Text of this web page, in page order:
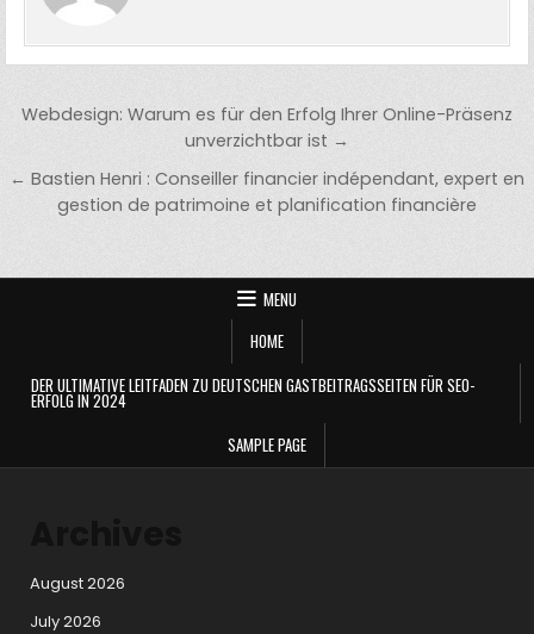
Post
navigation
Webdesign: Warum es für den Erfolg Ihrer Online-Präsenz
unverzichtbar ist →
← Bastien Henri : Conseiller financier indépendant, expert en
gestion de patrimoine et planification financière
MENU
HOME
DER ULTIMATIVE LEITFADEN ZU DEUTSCHEN GASTBEITRAGSSEITEN FÜR SEO-
ERFOLG IN 2024
SAMPLE PAGE
August 2026
July 2026